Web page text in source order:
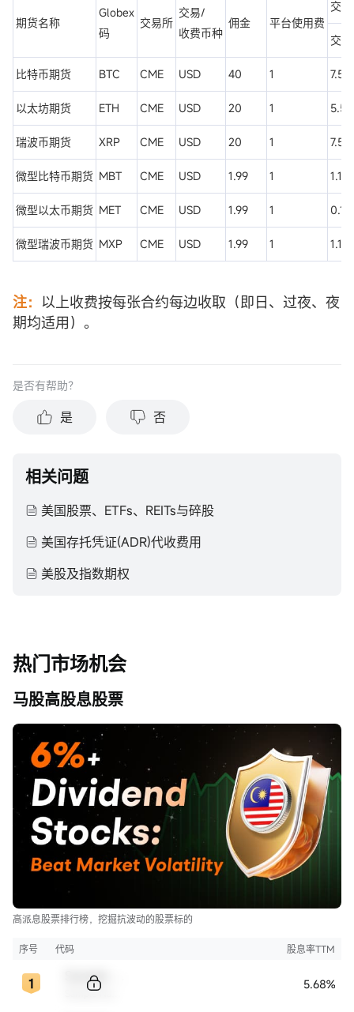
期货名称
Globex
码
交易所
交易/
收费币种
佣金 平台使用费
交
交
比特币期货 BTC CME USD 40 1 7.50
以太坊期货 ETH CME USD 20 1 5.50
瑞波币期货 XRP CME USD 20 1 7.50
微型比特币期货 MBT CME USD 1.99 1 1.15
微型以太币期货 MET CME USD 1.99 1 0.10
微型瑞波币期货 MXP CME USD 1.99 1 1.15
注： 以上收费按每张合约每边收取（即日、过夜、夜
期均适用）。
是否有帮助？
是 否
相关问题
美国股票、ETFs、REITs与碎股
美国存托凭证(ADR)代收费用
美股及指数期权
热门市场机会
马股高股息股票
高派息股票排行榜，挖掘抗波动的股票标的
序号 代码 股息率TTM
5.68%